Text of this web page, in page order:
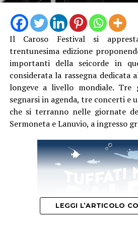
dal vivo del gruppo Interiors.
L’ultimo appuntamento è in
agostoa Sabaudia, all’interno
Nazionale del Circeo, oggi
Circe. La serata si concluderà
Giuseppe “Spedino” Moffa.
Tutte le passeggiate inizieranno
guidate dalla dottoressa forestale
Per informazioni e prenotazioni
l’organizzazione al numero
scrivere all’indirizzo
Il Caroso Festival si
trentunesima edizione
importanti della seicorde in
considerata la rassegna
longeve a livello mondiale. Tre
segnarsi in agenda, tre concerti e
che si terranno nelle giornate
Sermoneta e Lanuvio, a ingresso
LEGGI L’ARTICOLO